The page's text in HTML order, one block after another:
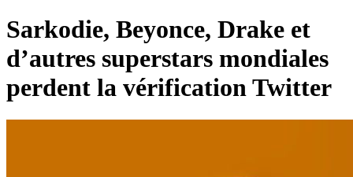
Sarkodie, Beyonce, Drake et
d’autres superstars mondiales
perdent la vérification Twitter